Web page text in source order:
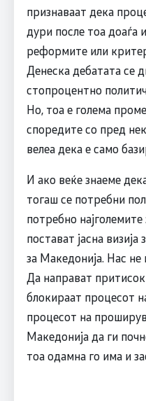
признаваат дека
дури после тоа доаѓа
реформите или
Денеска дебатата се
стопроцентно
Но, тоа е голема
споредите со пред
велеа дека е само
И ако веќе знаеме
тогаш се потребни
потребно
постават јасна визија
за Македонија. Нас
Да направат
блокираат процесот
процесот на
Македонија да ги
тоа одамна го има и